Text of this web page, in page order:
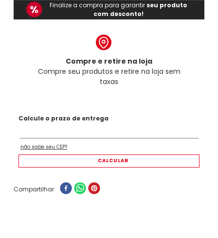
Finalize a compra para garantir seu produto
com desconto!
Compre e retire na loja
Compre seu produtos e retire na loja sem
taxas
Compartilhar